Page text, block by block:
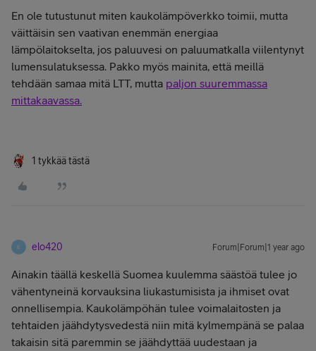
En ole tutustunut miten kaukolämpöverkko toimii, mutta
väittäisin sen vaativan enemmän energiaa
lämpölaitokselta, jos paluuvesi on paluumatkalla viilentynyt
lumensulatuksessa. Pakko myös mainita, että meillä
tehdään samaa mitä LTT, mutta paljon suuremmassa
mittakaavassa.
1 tykkää tästä
E elo420 Forum|Forum|1 year ago
Ainakin täällä keskellä Suomea kuulemma säästöä tulee jo
vähentyneinä korvauksina liukastumisista ja ihmiset ovat
onnellisempia. Kaukolämpöhän tulee voimalaitosten ja
tehtaiden jäähdytysvedestä niin mitä kylmempänä se palaa
takaisin sitä paremmin se jäähdyttää uudestaan ja